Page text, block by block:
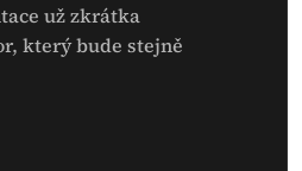
už zkrátka
který bude stejně